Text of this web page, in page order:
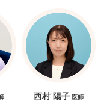
西村 陽子 医師 桑